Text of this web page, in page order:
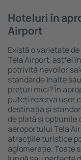
Hoteluri în
Airport
Există o varietate
Tela Airport, astfel
potrivită nevoilor
standarde ȋnalte
preţuri mici? În
puteți rezerva uşor
destinația şi
de plată și opțiunile
aeroportului Tela
atracţiile turistice
aglomerație. Toate